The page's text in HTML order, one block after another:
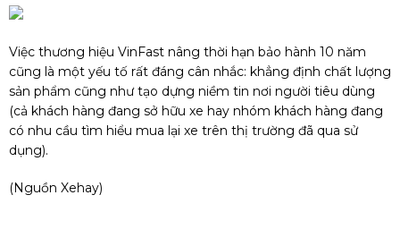
Việc thương hiệu VinFast nâng thời hạn bảo hành 10 năm
cũng là một yếu tố rất đáng cân nhắc: khẳng định chất lượng
sản phẩm cũng như tạo dựng niềm tin nơi người tiêu dùng
(cả khách hàng đang sở hữu xe hay nhóm khách hàng đang
có nhu cầu tìm hiểu mua lại xe trên thị trường đã qua sử
dụng).
(Nguồn Xehay)